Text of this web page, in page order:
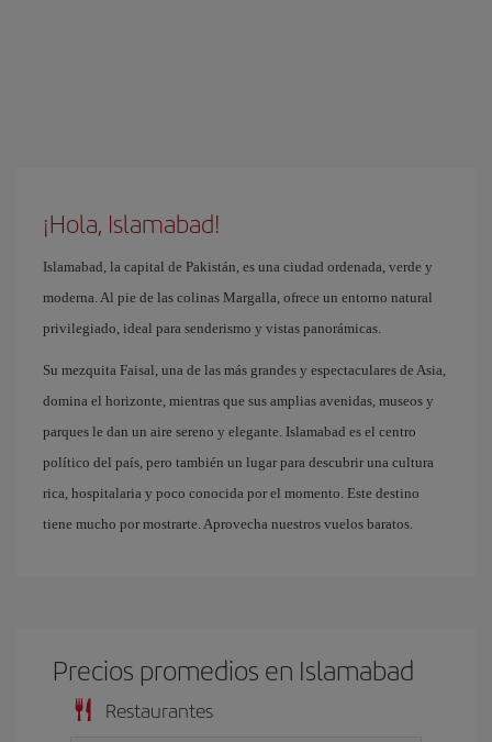
¡Hola, Islamabad!
Islamabad, la capital de Pakistán, es una ciudad ordenada, verde y
moderna. Al pie de las colinas Margalla, ofrece un entorno natural
privilegiado, ideal para senderismo y vistas panorámicas.
Su mezquita Faisal, una de las más grandes y espectaculares de Asia,
domina el horizonte, mientras que sus amplias avenidas, museos y
parques le dan un aire sereno y elegante. Islamabad es el centro
político del país, pero también un lugar para descubrir una cultura
rica, hospitalaria y poco conocida por el momento. Este destino
tiene mucho por mostrarte. Aprovecha nuestros vuelos baratos.
Precios promedios en Islamabad
Restaurantes